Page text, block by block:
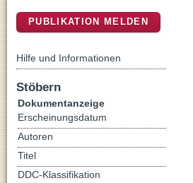
PUBLIKATION MELDEN
Hilfe und Informationen
Stöbern
Dokumentanzeige
Erscheinungsdatum
Autoren
Titel
DDC-Klassifikation